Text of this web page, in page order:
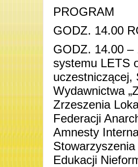
PROGRAM
GODZ. 14.00
GODZ. 14.00 –
systemu LETS
uczestniczącej,
Wydawnictwa
Zrzeszenia
Federacji
Amnesty
Edukacji